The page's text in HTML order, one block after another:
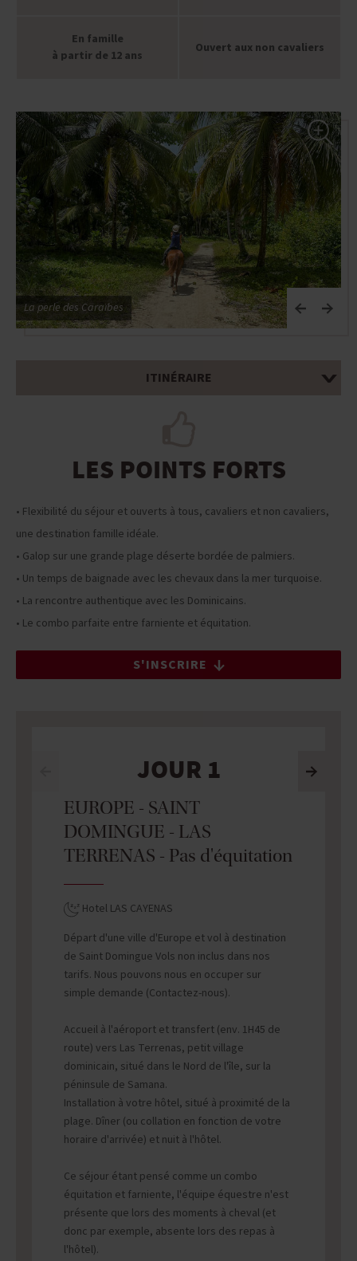
En famille
à partir de 12 ans
Ouvert aux non cavaliers
La perle des Caraïbes
ITINÉRAIRE
LES POINTS FORTS
• Flexibilité du séjour et ouverts à tous, cavaliers et non cavaliers,
une destination famille idéale.
• Galop sur une grande plage déserte bordée de palmiers.
• Un temps de baignade avec les chevaux dans la mer turquoise.
• La rencontre authentique avec les Dominicains.
• Le combo parfaite entre farniente et équitation.
S'INSCRIRE
JOUR 1
EUROPE - SAINT
DOMINGUE - LAS
TERRENAS - Pas d'équitation
Hotel LAS CAYENAS
Départ d'une ville d'Europe et vol à destination
de Saint Domingue Vols non inclus dans nos
tarifs. Nous pouvons nous en occuper sur
simple demande (Contactez-nous).
Accueil à l'aéroport et transfert (env. 1H45 de
route) vers Las Terrenas, petit village
dominicain, situé dans le Nord de l'île, sur la
péninsule de Samana.
Installation à votre hôtel, situé à proximité de la
plage. Dîner (ou collation en fonction de votre
horaire d'arrivée) et nuit à l'hôtel.
Ce séjour étant pensé comme un combo
équitation et farniente, l'équipe équestre n'est
présente que lors des moments à cheval (et
donc par exemple, absente lors des repas à
l'hôtel).